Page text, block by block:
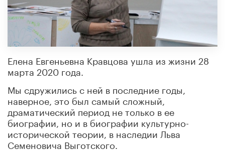
Елена Евгеньевна Кравцова ушла из жизни 28
марта 2020 года.
Мы сдружились с ней в последние годы,
наверное, это был самый сложный,
драматический период не только в ее
биографии, но и в биографии культурно-
исторической теории, в наследии Льва
Семеновича Выготского.